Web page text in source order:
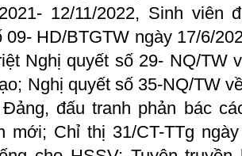
12/11/2022, Sinh viên
HD/BTGTW ngày 17/6/
Nghị quyết số 29- NQ/TW
Nghị quyết số 35-NQ/TW
đấu tranh phản bác
mới; Chỉ thị 31/CT-TTg